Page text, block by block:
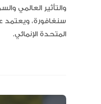
والتأثير العالمي
سنغافورة، ويعتمد
المتحدة الإنمائي.